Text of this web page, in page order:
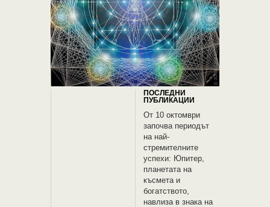
ПОСЛЕДНИ
ПУБЛИКАЦИИ
От 10 октомври
започва периодът
на най-
стремителните
успехи: Юпитер,
планетата на
късмета и
богатството,
навлиза в знака на